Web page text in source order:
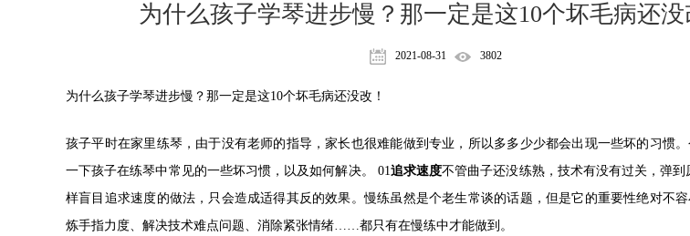
为什么孩子学琴进步慢？那一定是这10个坏毛病还没
2021-08-31 3802
为什么孩子学琴进步慢？那一定是这10个坏毛病还没改！
孩子平时在家里练琴，由于没有老师的指导，家长也很难能做到专业，所以多多少少都会出现一些坏的习惯
一下孩子在练琴中常见的一些坏习惯，以及如何解决。 01追求速度不管曲子还没练熟，技术有没有过关，弹
样盲目追求速度的做法，只会造成适得其反的效果。慢练虽然是个老生常谈的话题，但是它的重要性绝对不
炼手指力度、解决技术难点问题、消除紧张情绪……都只有在慢练中才能做到。